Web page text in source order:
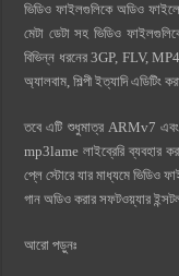
ভিডিও ফাইলগুলিকে অডিও
মেটা ডেটা সহ ভিডিও
বিভিন্ন ধরনের 3GP, FLV,
অ্যালবাম, শিল্পী ইত্যাদি এডিটিং
তবে এটি শুধুমাত্র ARMv7
mp3lame লাইব্রেরি ব্যবহার
প্লে স্টোরে যার মাধ্যমে
গান অডিও করার সফটওয়্যার
আরো পড়ুনঃ